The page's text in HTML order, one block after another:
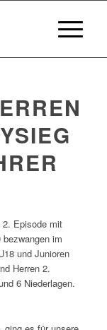
2. Episode mit
im
und Junioren
Herren 2.
6 Niederlagen.